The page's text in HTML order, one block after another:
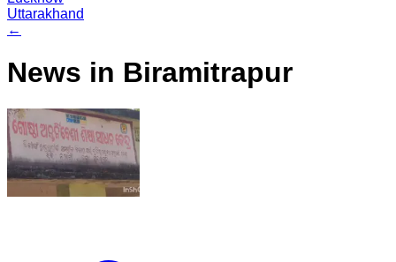
Uttarakhand
←
News in Biramitrapur